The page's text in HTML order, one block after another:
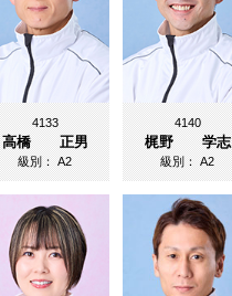
4133
高橋 正男
級別：A2
4140
梶野 学志
級別：A2